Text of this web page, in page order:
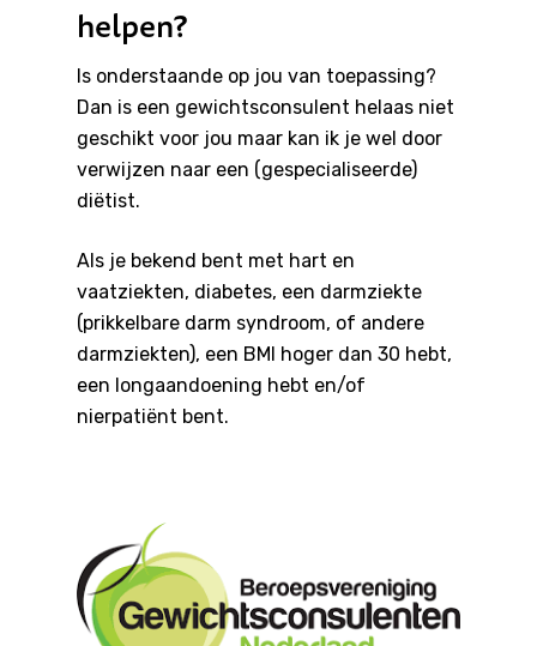
helpen?
Is onderstaande op jou van toepassing?
Dan is een gewichtsconsulent helaas niet
geschikt voor jou maar kan ik je wel door
verwijzen naar een (gespecialiseerde)
diëtist.
Als je bekend bent met hart en
vaatziekten, diabetes, een darmziekte
(prikkelbare darm syndroom, of andere
darmziekten), een BMI hoger dan 30 hebt,
een longaandoening hebt en/of
nierpatiënt bent.
Behandelingen
Sporten
Nieuws